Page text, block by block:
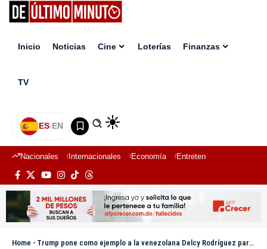
Inicio Noticias Cine Loterías Finanzas
TV
ES|EN
Nacionales Internacionales Economía Entretenimiento
Home - Trump pone como ejemplo a la venezolana Delcy Rodríguez para el futuro líder de Irán